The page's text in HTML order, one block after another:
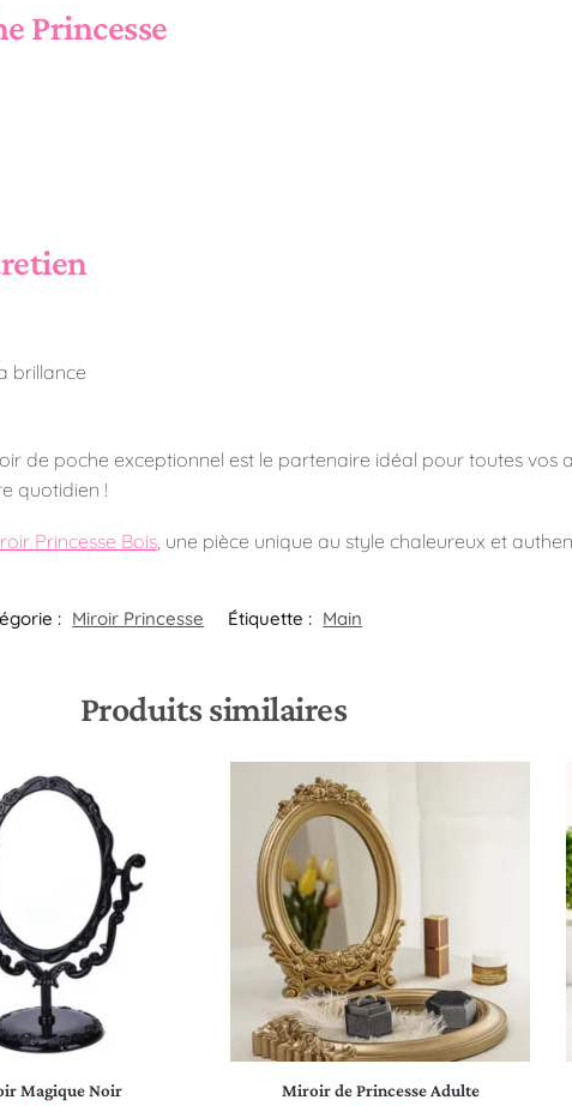
Princesse
brillance
de poche exceptionnel est le partenaire idéal pour toutes vos
quotidien !
Princesse Bois, une pièce unique au style chaleureux et
: Miroir Princesse Étiquette : Main
Produits similaires
Magique Noir
Miroir de Princesse Adulte